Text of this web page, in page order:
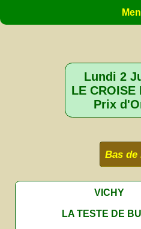
Lundi 2
LE CROISE
Prix
Bas de
VICHY
LA TESTE DE